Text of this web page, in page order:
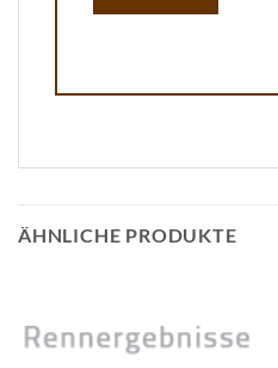
ÄHNLICHE PRODUKTE